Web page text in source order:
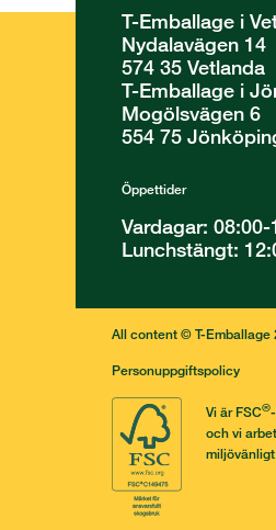
T-Emballage i
Nydalavägen 14
574 35 Vetlanda
T-Emballage i
Mogölsvägen 6
554 75
Öppettider
Vardagar: 08:00-
Lunchstängt:
All content © T-Emballage
Personuppgiftspolicy
Vi är FSC®
och vi